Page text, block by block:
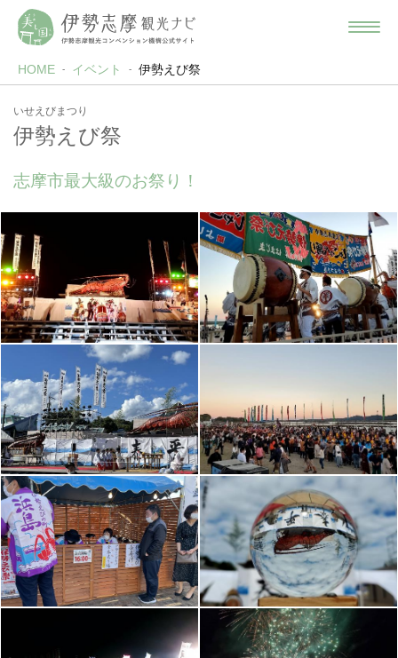
HOME イベント 伊勢えび祭
いせえびまつり
伊勢えび祭
志摩市最大級のお祭り！